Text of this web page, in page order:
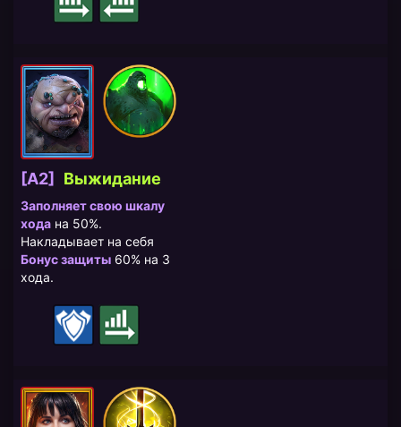
[A2] Выжидание
Заполняет свою шкалу
хода на 50%.
Накладывает на себя
Бонус защиты 60% на 3
хода.